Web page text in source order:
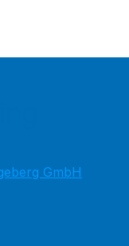
GmbH